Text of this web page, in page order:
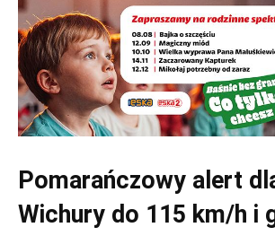
Pomarańczowy alert
Wichury do 115 km/h i